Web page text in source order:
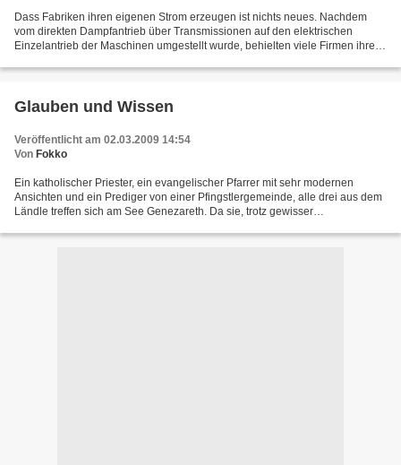
Dass Fabriken ihren eigenen Strom erzeugen ist nichts neues. Nachdem
vom direkten Dampfantrieb über Transmissionen auf den elektrischen
Einzelantrieb der Maschinen umgestellt wurde, behielten viele Firmen ihre
Glauben und Wissen
Veröffentlicht am 02.03.2009 14:54
Von Fokko
Ein katholischer Priester, ein evangelischer Pfarrer mit sehr modernen
Ansichten und ein Prediger von einer Pfingstlergemeinde, alle drei aus dem
Ländle treffen sich am See Genezareth. Da sie, trotz gewisser